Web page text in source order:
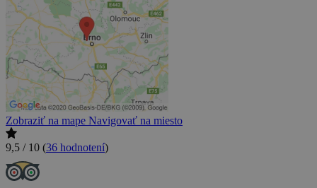
Zobraziť na mape Navigovať na miesto
9,5 / 10 (36 hodnotení)